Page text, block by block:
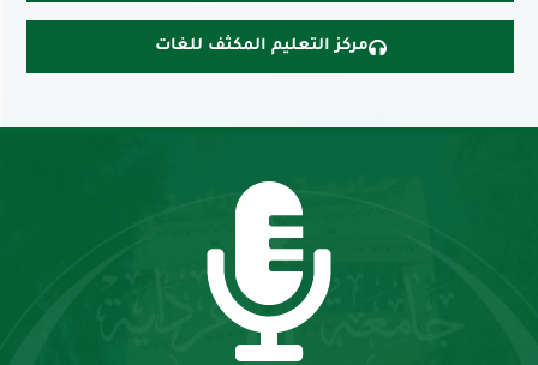
مركز التعليم المكثف للغات